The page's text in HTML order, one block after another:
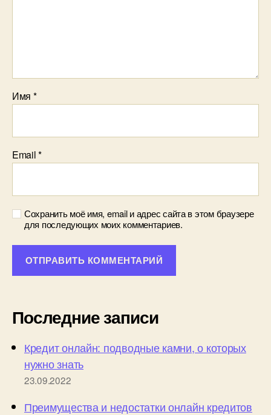
Имя *
Email*
Сохранить моё имя, email и адрес сайта в этом браузере
для последующих моих комментариев.
Последние записи
Кредит онлайн: подводные камни, о которых
нужно знать
23.09.2022
Преимущества и недостатки онлайн кредитов